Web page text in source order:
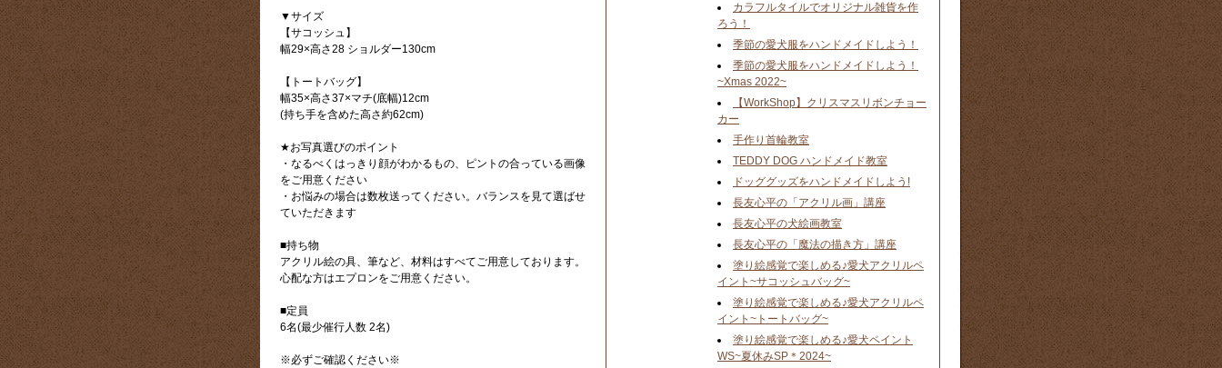
▼サイズ
【サコッシュ】
幅29×高さ28 ショルダー130cm
【トートバッグ】
幅35×高さ37×マチ(底幅)12cm
(持ち手を含めた高さ約62cm)
★お写真選びのポイント
・なるべくはっきり顔がわかるもの、ピントの合っている画像
をご用意ください
・お悩みの場合は数枚送ってください。バランスを見て選ばせ
ていただきます
■持ち物
アクリル絵の具、筆など、材料はすべてご用意しております。
心配な方はエプロンをご用意ください。
■定員
6名(最少催行人数 2名)
※必ずご確認ください※
カラフルタイルでオリジナル雑貨を作
ろう！
季節の愛犬服をハンドメイドしよう！
季節の愛犬服をハンドメイドしよう！
~Xmas 2022~
【WorkShop】クリスマスリボンチョー
カー
手作り首輪教室
TEDDY DOG ハンドメイド教室
ドッググッズをハンドメイドしよう!
長友心平の「アクリル画」講座
長友心平の犬絵画教室
長友心平の「魔法の描き方」講座
塗り絵感覚で楽しめる♪愛犬アクリルペ
イント~サコッシュバッグ~
塗り絵感覚で楽しめる♪愛犬アクリルペ
イント~トートバッグ~
塗り絵感覚で楽しめる♪愛犬ペイント
WS~夏休みSP＊2024~